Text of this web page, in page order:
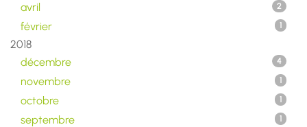
avril 2
février 1
2018
décembre
4
novembre 1
octobre 1
septembre 1